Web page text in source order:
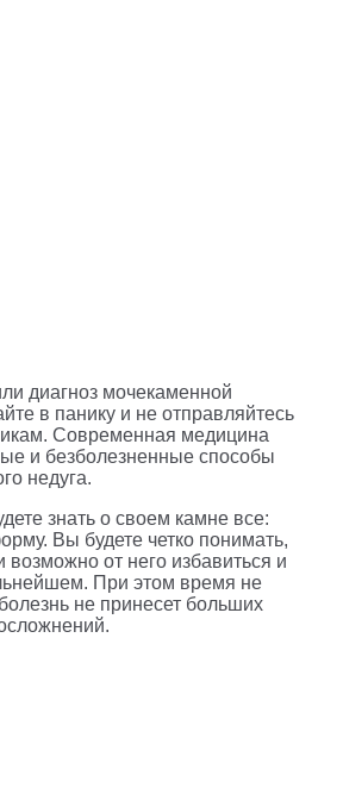
диагноз мочекаменной
в панику и не отправляйтесь
Современная медицина
и безболезненные способы
недуга.
знать о своем камне все:
Вы будете четко понимать,
возможно от него избавиться и
При этом время не
не принесет больших